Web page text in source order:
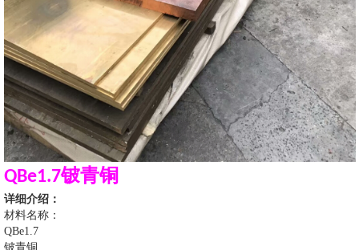
QBe1.7铍青铜
详细介绍：
材料名称：
QBe1.7
铍青铜